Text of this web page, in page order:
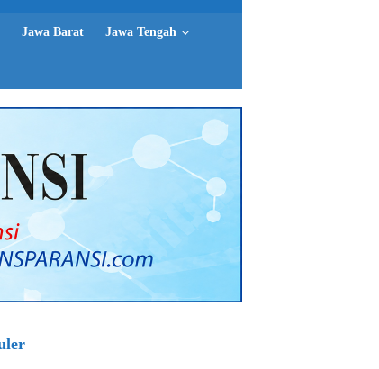
Jawa Barat Jawa Tengah